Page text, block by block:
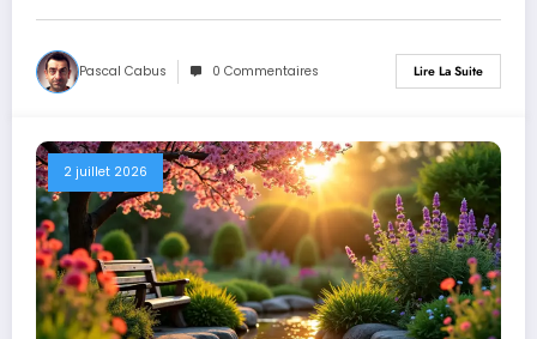
Pascal Cabus 0 Commentaires Lire La Suite
2 juillet 2026